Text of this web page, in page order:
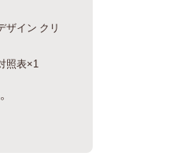
ザイン クリ
照表×1